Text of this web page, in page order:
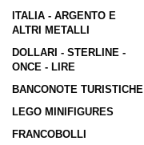
ITALIA - ARGENTO E
ALTRI METALLI
DOLLARI - STERLINE -
ONCE - LIRE
BANCONOTE TURISTICHE
LEGO MINIFIGURES
FRANCOBOLLI